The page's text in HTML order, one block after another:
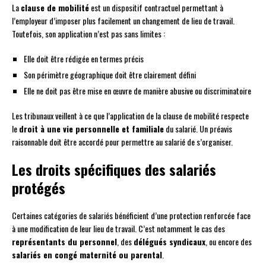
Laclause de mobilitéest un dispositif contractuel permettant à
l’employeur d’imposer plus facilement un changement de lieu de travail.
Toutefois, son application n’est pas sans limites :
Elle doit être rédigée en termes précis
Son périmètre géographique doit être clairement défini
Elle ne doit pas être mise en œuvre de manière abusive ou discriminatoire
Les tribunaux veillent à ce que l’application de la clause de mobilité respecte
ledroit à une vie personnelle et familialedu salarié. Un préavis
raisonnable doit être accordé pour permettre au salarié de s’organiser.
Les droits spécifiques des salariés
protégés
Certaines catégories de salariés bénéficient d’une protection renforcée face
à une modification de leur lieu de travail. C’est notamment le cas des
représentants du personnel , desdélégués syndicaux , ou encore des
salariés en congé maternité ou parental